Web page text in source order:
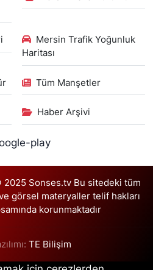
Mersin Trafik Yoğunluk
Haritası
Tüm Manşetler
Haber Arşivi
2025 Sonses.tv Bu sitedeki tüm
görsel materyaller telif hakları
korunmaktadır
TE Bilişim